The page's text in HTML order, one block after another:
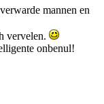
mannen en
vervelen.
onbenul!